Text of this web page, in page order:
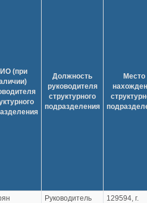
(при
Должность
руководителя
структурного
подразделения
Место
Руководитель
129594, г.